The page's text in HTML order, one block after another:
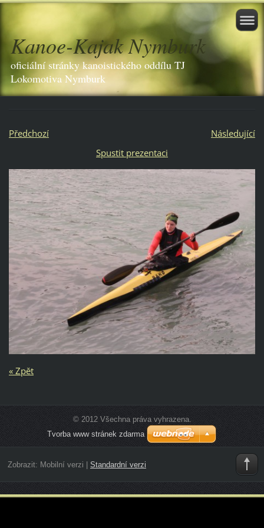
Kanoe-Kajak Nymburk
oficiální stránky kanoistického oddílu TJ
Lokomotiva Nymburk
Předchozí
Následující
Spustit prezentaci
« Zpět
© 2012 Všechna práva vyhrazena.
Tvorba www stránek zdarma
Zobrazit: Mobilní verzi Standardní verzi